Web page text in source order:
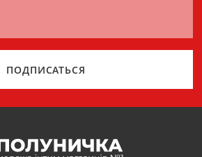
ПОДПИСАТЬСЯ